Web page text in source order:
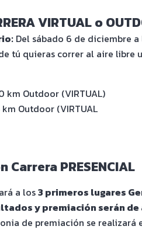
VIRTUAL o
Del sábado 6 de diciembre
tú quieras correr al aire libre
km Outdoor (VIRTUAL)
km Outdoor (VIRTUAL
Carrera PRESENCIAL
a los3 primeros lugares
y premiación serán de
de premiación se realizará